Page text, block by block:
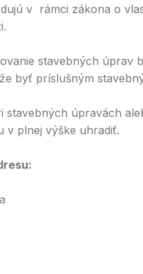
v rámci zákona o
stavebných
byť príslušným
úpravách
v plnej výške uhradiť.